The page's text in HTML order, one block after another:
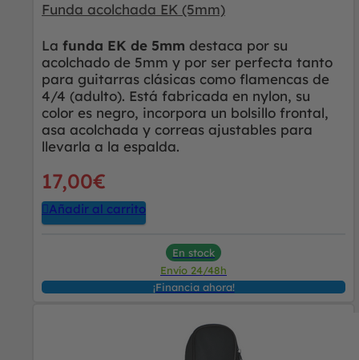
Funda acolchada EK (5mm)
La funda EK de 5mm destaca por su
acolchado de 5mm y por ser perfecta tanto
para guitarras clásicas como flamencas de
4/4 (adulto). Está fabricada en nylon, su
color es negro, incorpora un bolsillo frontal,
asa acolchada y correas ajustables para
llevarla a la espalda.
17,00€
Añadir al carrito
En stock
Envío 24/48h
¡Financia ahora!